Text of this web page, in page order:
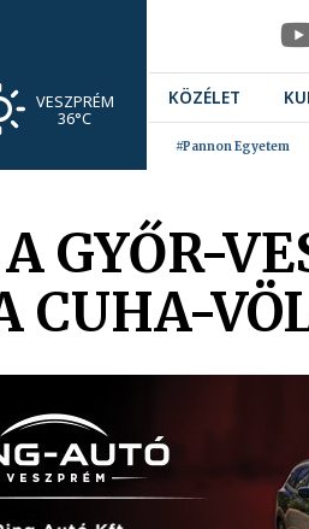
VESZPRÉM
36°C
KÖZÉLET
#Pannon Egyetem
GYŐR-
CUHA-